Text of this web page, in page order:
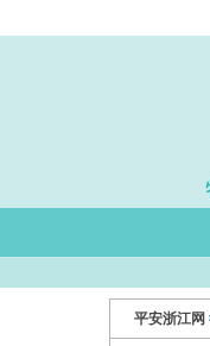
·上半年浙江GDP同比增长
平安浙江网